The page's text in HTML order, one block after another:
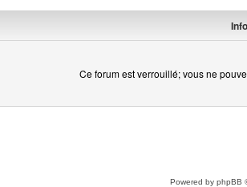
Ce forum est verrouillé; vous ne
Powered by phpBB